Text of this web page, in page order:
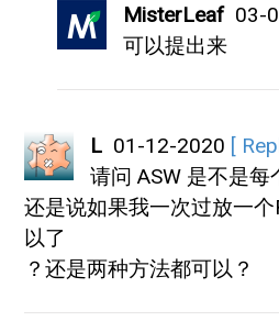
MisterLeaf 03-
可以提出来
L 01-12-2020
请问 ASW 是不是每
还是说如果我一次过放一
以了
？还是两种方法都可以？